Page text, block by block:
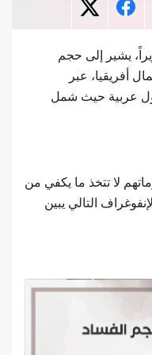
يشير إلى حجم
أفريقيا، عبر
عربية حيث شمل
لا تتخذ ما يكفي من
التالي يبين